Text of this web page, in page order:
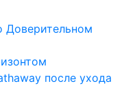
после ухода